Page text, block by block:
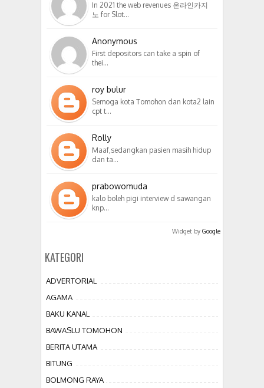
In 2021 the web revenues 온라인카지
노 for Slot…
Anonymous
First depositors can take a spin of
thei…
roy bulur
Semoga kota Tomohon dan kota2 lain
cpt t…
Rolly
Maaf,sedangkan pasien masih hidup
dan ta…
prabowomuda
kalo boleh pigi interview d sawangan
knp…
Widget by Google
KATEGORI
ADVERTORIAL
AGAMA
BAKU KANAL
BAWASLU TOMOHON
BERITA UTAMA
BITUNG
BOLMONG RAYA